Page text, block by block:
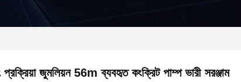
প্রক্রিয়া জুমলিয়ন 56m ব্যবহৃত কংক্রিট পাম্প ভারী সরঞ্জাম